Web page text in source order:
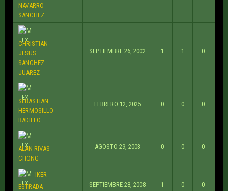
NAVARRO
SANCHEZ
CHRISTIAN
JESUS
SANCHEZ
JUAREZ
SEPTIEMBRE 26, 2002 1 1 0
SEBASTIAN
HERMOSILLO
BADILLO
FEBRERO 12, 2025 0 0 0
ALAN RIVAS
CHONG
- AGOSTO 29, 2003 0 0 0
IKER
ESTRADA
- SEPTIEMBRE 28, 2008 1 0 0